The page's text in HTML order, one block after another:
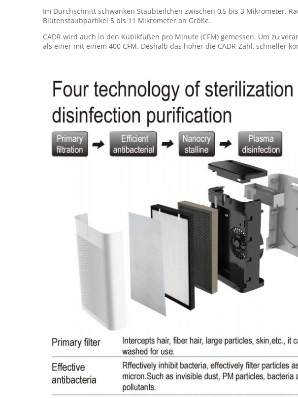
Im Durchschnitt schwanken Staubteilchen zwischen 0,5 bis 3 Mikrometer.
Blütenstaubpartikel 5 bis 11 Mikrometer an Größe.
CADR wird auch in den Kubikfüßen pro Minute (CFM) gemessen. Um zu
als einer mit einem 400 CFM. Deshalb das höher die CADR-Zahl, schneller